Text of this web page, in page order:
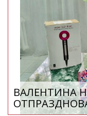
ВАЛЕНТИНА